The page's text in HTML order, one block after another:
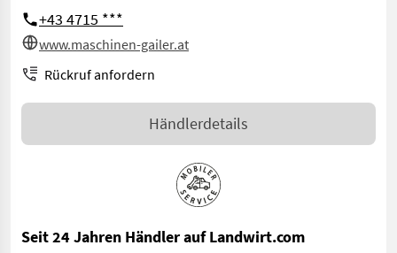
+43 4715 ***
www.maschinen-gailer.at
Rückruf anfordern
Händlerdetails
Seit 24 Jahren Händler auf Landwirt.com